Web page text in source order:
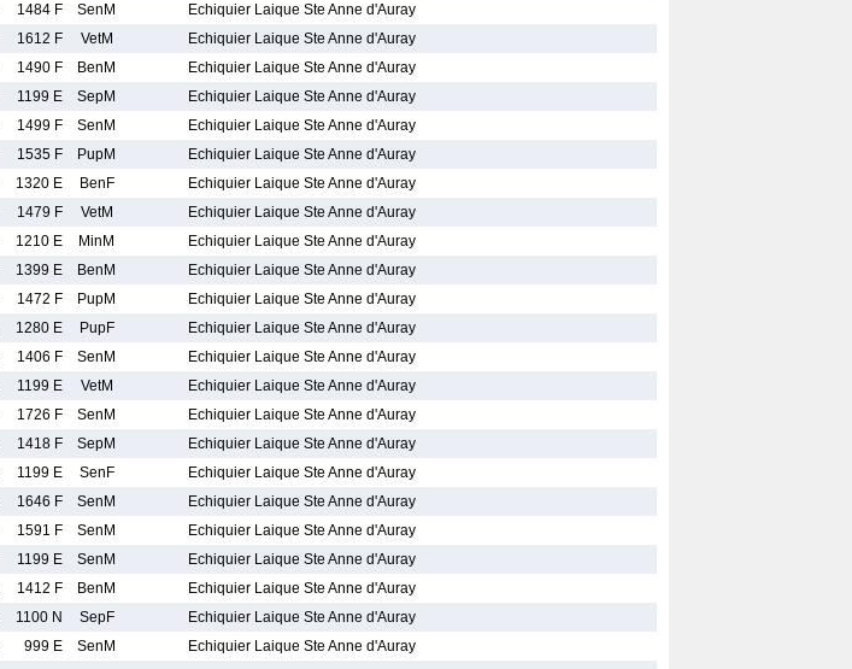
1484 F SenM
Echiquier Laique Ste Anne d'Auray
1612 F VetM
Echiquier Laique Ste Anne d'Auray
1490 F BenM
Echiquier Laique Ste Anne d'Auray
1199 E SepM
Echiquier Laique Ste Anne d'Auray
1499 F SenM
Echiquier Laique Ste Anne d'Auray
1535 F PupM
Echiquier Laique Ste Anne d'Auray
1320 E BenF
Echiquier Laique Ste Anne d'Auray
1479 F VetM
Echiquier Laique Ste Anne d'Auray
1210 E MinM
Echiquier Laique Ste Anne d'Auray
1399 E BenM
Echiquier Laique Ste Anne d'Auray
1472 F PupM
Echiquier Laique Ste Anne d'Auray
1280 E PupF
Echiquier Laique Ste Anne d'Auray
1406 F SenM
Echiquier Laique Ste Anne d'Auray
1199 E VetM
Echiquier Laique Ste Anne d'Auray
1726 F SenM
Echiquier Laique Ste Anne d'Auray
1418 F SepM
Echiquier Laique Ste Anne d'Auray
1199 E SenF
Echiquier Laique Ste Anne d'Auray
1646 F SenM
Echiquier Laique Ste Anne d'Auray
1591 F SenM
Echiquier Laique Ste Anne d'Auray
1199 E SenM
Echiquier Laique Ste Anne d'Auray
1412 F BenM
Echiquier Laique Ste Anne d'Auray
1100 N SepF
Echiquier Laique Ste Anne d'Auray
999 E SenM
Echiquier Laique Ste Anne d'Auray